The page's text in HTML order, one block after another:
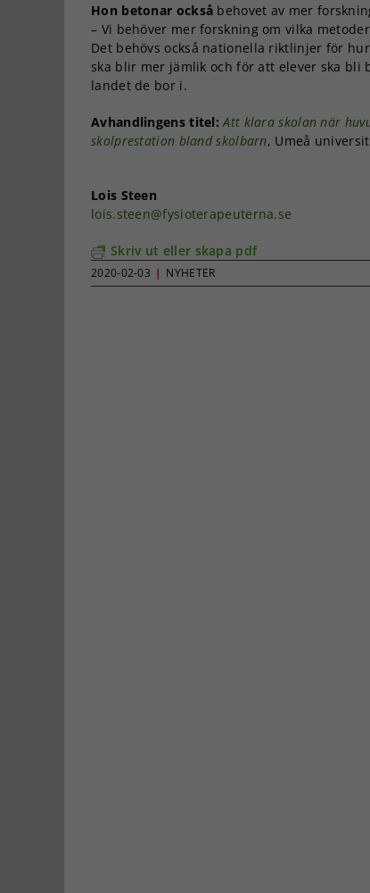
Hon betonar också behovet av mer
– Vi behöver mer forskning om vilka
Det behövs också nationella riktlinjer för
ska blir mer jämlik och för att elever ska bli
landet de bor i.
Avhandlingens titel: Att klara skolan när
skolprestation bland skolbarn, Umeå
Lois Steen
lois.steen@fysioterapeuterna.se
Skriv ut eller skapa pdf
2020-02-03 | NYHETER